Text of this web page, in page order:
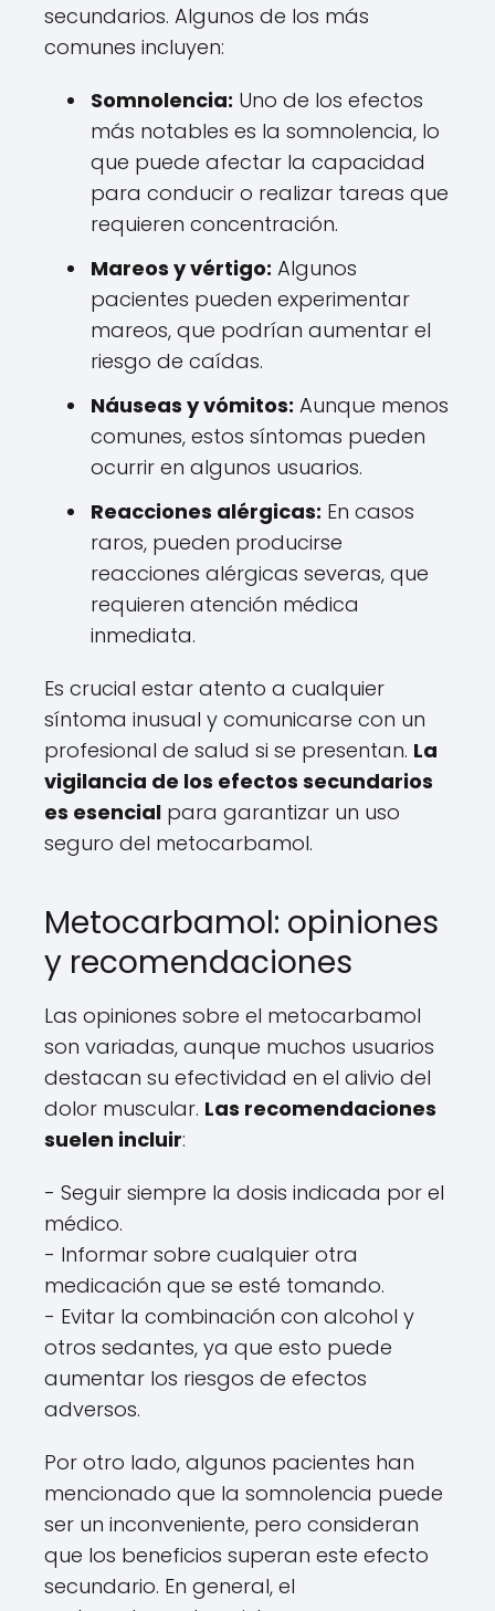
secundarios. Algunos de los más
comunes incluyen:
Somnolencia: Uno de los efectos
más notables es la somnolencia, lo
que puede afectar la capacidad
para conducir o realizar tareas que
requieren concentración.
Mareos y vértigo: Algunos
pacientes pueden experimentar
mareos, que podrían aumentar el
riesgo de caídas.
Náuseas y vómitos: Aunque menos
comunes, estos síntomas pueden
ocurrir en algunos usuarios.
Reacciones alérgicas: En casos
raros, pueden producirse
reacciones alérgicas severas, que
requieren atención médica
inmediata.
Es crucial estar atento a cualquier
síntoma inusual y comunicarse con un
profesional de salud si se presentan. La
vigilancia de los efectos secundarios
es esencial para garantizar un uso
seguro del metocarbamol.
Metocarbamol: opiniones
y recomendaciones
Las opiniones sobre el metocarbamol
son variadas, aunque muchos usuarios
destacan su efectividad en el alivio del
dolor muscular. Las recomendaciones
suelen incluir:
- Seguir siempre la dosis indicada por el
médico.
- Informar sobre cualquier otra
medicación que se esté tomando.
- Evitar la combinación con alcohol y
otros sedantes, ya que esto puede
aumentar los riesgos de efectos
adversos.
Por otro lado, algunos pacientes han
mencionado que la somnolencia puede
ser un inconveniente, pero consideran
que los beneficios superan este efecto
secundario. En general, el